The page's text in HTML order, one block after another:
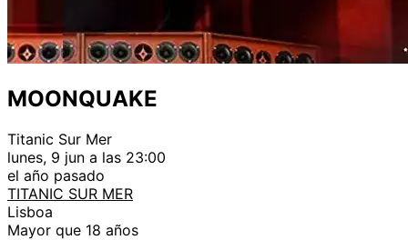
MOONQUAKE
Titanic Sur Mer
lunes, 9 jun a las 23:00
el año pasado
TITANIC SUR MER
Lisboa
Mayor que 18 años